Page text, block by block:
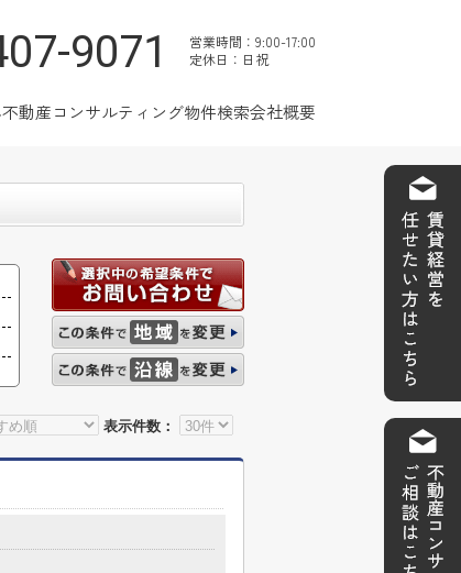
9071
営業時間：9:00-17:00
定休日：日祝
不動産コンサルティング物件検索会社概要
表示件数：